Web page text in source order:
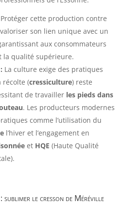
Protéger cette production contre
son lien unique avec un
aux consommateurs
la qualité supérieure.
La culture exige des pratiques
récolte (cressiculture) reste
de travailler les pieds dans
. Les producteurs modernes
comme l’utilisation du
l’hiver et l’engagement en
et HQE (Haute Qualité
: sublimer le cresson de Méréville